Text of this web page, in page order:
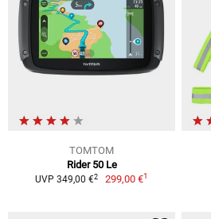
TOMTOM
Rider 50 Le
UVP 349,00 €2 299,00 €1